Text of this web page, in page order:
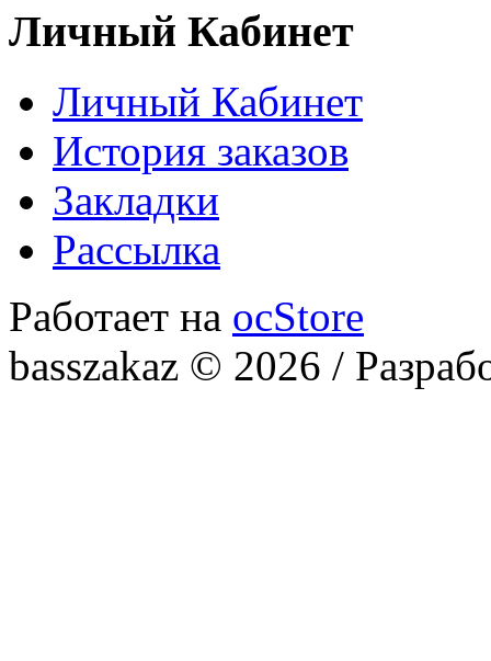
Личный Кабинет
Личный Кабинет
История заказов
Закладки
Рассылка
Работает на ocStore
basszakaz © 2026 /